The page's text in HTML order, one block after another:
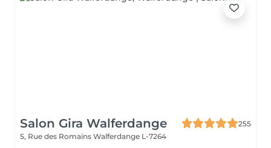
Salon Gira Walferdange
255
5, Rue des Romains Walferdange L-7264